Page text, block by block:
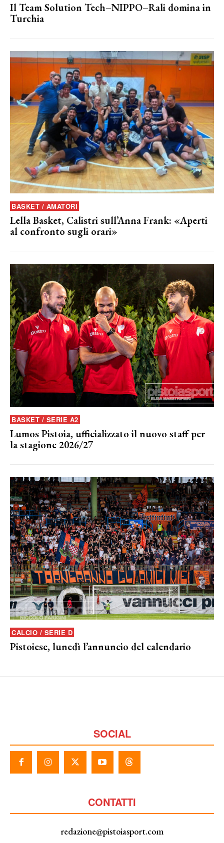
Il Team Solution Tech–NIPPO–Rali domina in
Turchia
BASKET / AMATORI
Lella Basket, Calistri sull’Anna Frank: «Aperti
al confronto sugli orari»
BASKET / SERIE A2
Lumos Pistoia, ufficializzato il nuovo staff per
la stagione 2026/27
CALCIO / SERIE D
Pistoiese, lunedì l’annuncio del calendario
SOCIAL
CONTATTI
redazione@pistoiasport.com